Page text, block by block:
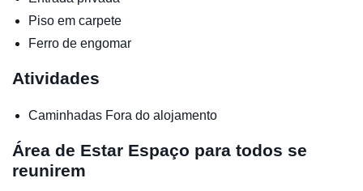
Piso em carpete
Ferro de engomar
Atividades
Caminhadas Fora do alojamento
Área de Estar Espaço para todos se
reunirem